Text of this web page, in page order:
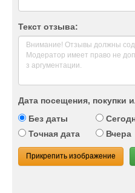
Текст отзыва:
Дата посещения, покупки
Без даты
Точная дата
Вчера
Прикрепить изображение